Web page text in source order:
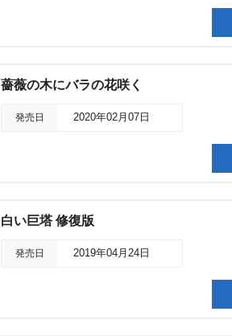
薔薇の木にバラの花咲く
発売日 2020年02月07日
白い巨塔 修復版
発売日 2019年04月24日